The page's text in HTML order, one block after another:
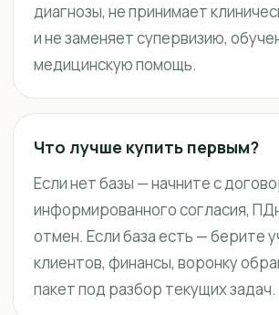
диагнозы, не принимает
и не заменяет супервизию,
медицинскую помощь.
Что лучше купить первым?
Если нет базы — начните с
информированного согласия,
отмен. Если база есть — берите
клиентов, финансы, воронку
пакет под разбор текущих задач.